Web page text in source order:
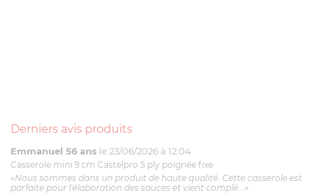
Derniers avis produits
Emmanuel 56 ans le 23/06/2026 à 12:04
Casserole mini 9 cm Castelpro 5 ply poignée fixe
«Nous sommes dans un produit de haute qualité. Cette casserole est
parfaite pour l'élaboration des sauces et vient complé...»